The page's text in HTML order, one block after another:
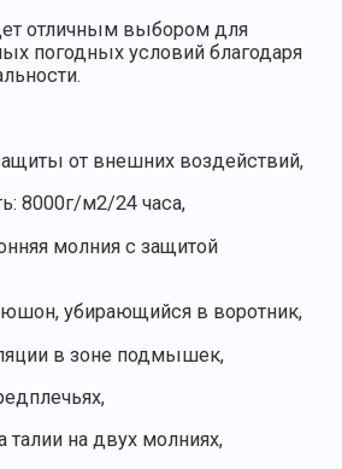
отличным выбором для
погодных условий благодаря
от внешних воздействий,
8000г/м2/24 часа,
молния с защитой
убирающийся в воротник,
в зоне подмышек,
на двух молниях,